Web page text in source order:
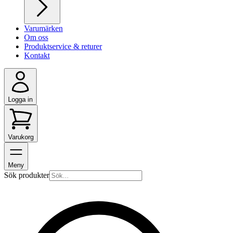
Varumärken
Om oss
Produktservice & returer
Kontakt
Logga in
Varukorg
Meny
Sök produkter